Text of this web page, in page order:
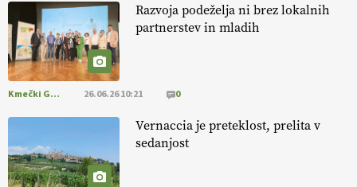
Razvoja podeželja ni brez lokalnih
partnerstev in mladih
Kmečki Glas 26.06.26 10:21 0
Vernaccia je preteklost, prelita v
sedanjost